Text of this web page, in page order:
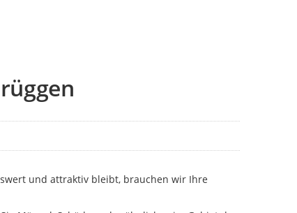
und attraktiv bleibt, brauchen wir Ihre